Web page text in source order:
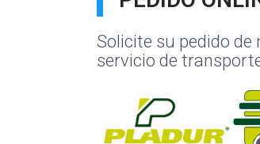
Solicite su pedido
servicio de